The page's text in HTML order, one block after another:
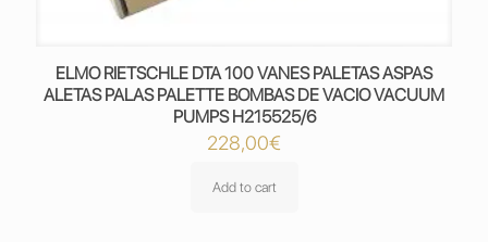
ELMO RIETSCHLE DTA 100 VANES PALETAS ASPAS
ALETAS PALAS PALETTE BOMBAS DE VACIO VACUUM
PUMPS H215525/6
228,00€
Add to cart